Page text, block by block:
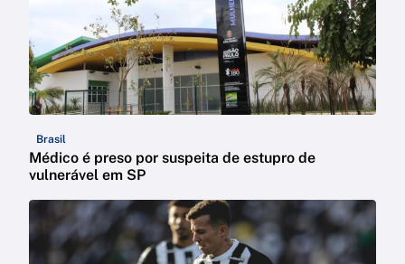
Brasil
Médico é preso por suspeita de estupro de
vulnerável em SP